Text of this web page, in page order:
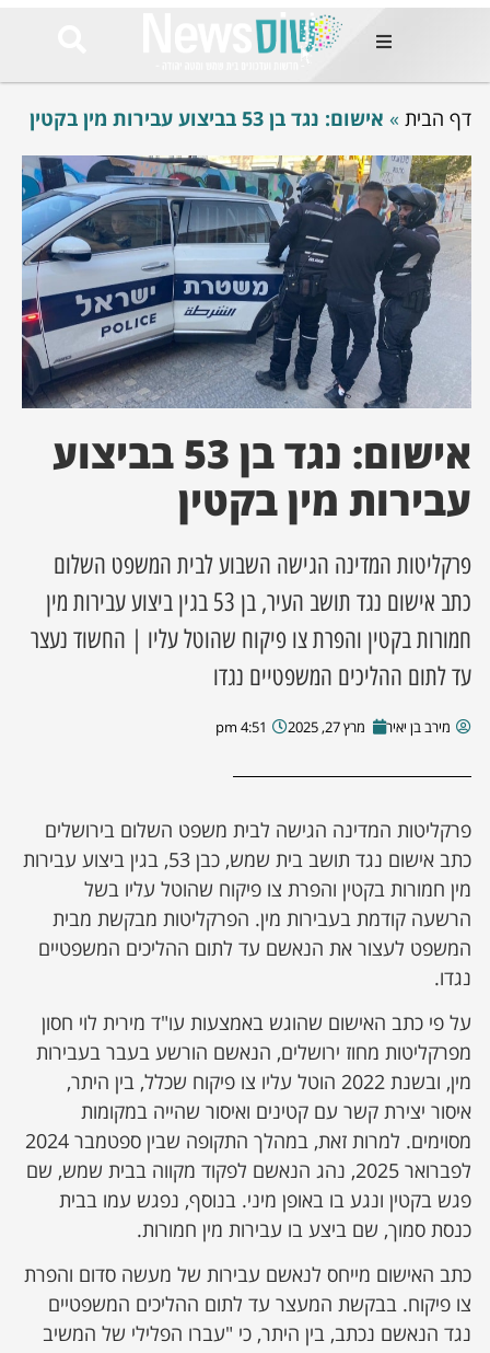
החמות
בימים
באזור
Et
odio
mauris, wisi
tortor
Congue
luctus, quam
השבוע
מקומית
עסקים
דף הבית » אישום: נגד בן 53 בביצוע עבירות מין בקטין
אישום: נגד בן 53 בביצוע
עבירות מין בקטין
פרקליטות המדינה הגישה השבוע לבית המשפט השלום
כתב אישום נגד תושב העיר, בן 53 בגין ביצוע עבירות מין
חמורות בקטין והפרת צו פיקוח שהוטל עליו | החשוד נעצר
עד לתום ההליכים המשפטיים נגדו
מירב בן יאיר מרץ 27, 2025 4:51 pm
פרקליטות המדינה הגישה לבית משפט השלום בירושלים
כתב אישום נגד תושב בית שמש, כבן 53, בגין ביצוע עבירות
מין חמורות בקטין והפרת צו פיקוח שהוטל עליו בשל
הרשעה קודמת בעבירות מין. הפרקליטות מבקשת מבית
המשפט לעצור את הנאשם עד לתום ההליכים המשפטיים
נגדו.
על פי כתב האישום שהוגש באמצעות עו"ד מירית לוי חסון
מפרקליטות מחוז ירושלים, הנאשם הורשע בעבר בעבירות
מין, ובשנת 2022 הוטל עליו צו פיקוח שכלל, בין היתר,
איסור יצירת קשר עם קטינים ואיסור שהייה במקומות
מסוימים. למרות זאת, במהלך התקופה שבין ספטמבר 2024
לפברואר 2025, נהג הנאשם לפקוד מקווה בבית שמש, שם
פגש בקטין ונגע בו באופן מיני. בנוסף, נפגש עמו בבית
כנסת סמוך, שם ביצע בו עבירות מין חמורות.
כתב האישום מייחס לנאשם עבירות של מעשה סדום והפרת
צו פיקוח. בבקשת המעצר עד לתום ההליכים המשפטיים
נגד הנאשם נכתב, בין היתר, כי "עברו הפלילי של המשיב